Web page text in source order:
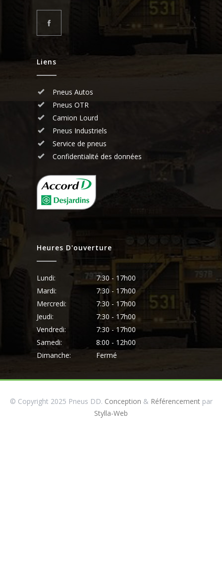
Liens
Pneus Autos
Pneus OTR
Camion Lourd
Pneus Industriels
Service de pneus
Confidentialité des données
Heures D'ouverture
Lundi:
7:30 - 17h00
Mardi:
7:30 - 17h00
Mercredi:
7:30 - 17h00
Jeudi:
7:30 - 17h00
Vendredi:
7:30 - 17h00
Samedi:
8:00 - 12h00
Dimanche:
Fermé
© Copyright 2025 Pneus DD. Conception & Référencementpar
Stylla-Web